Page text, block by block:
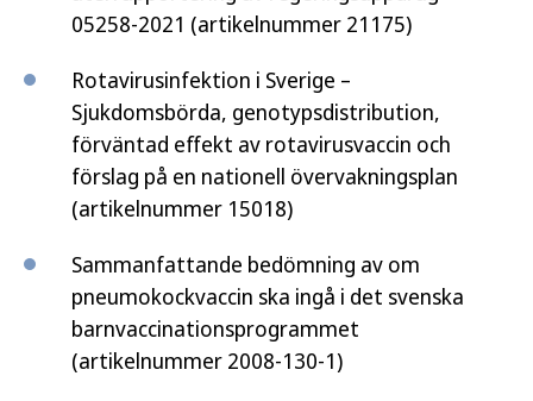
05258-2021 (artikelnummer 21175)
Rotavirusinfektion i Sverige –
Sjukdomsbörda, genotypsdistribution,
förväntad effekt av rotavirusvaccin och
förslag på en nationell övervakningsplan
(artikelnummer 15018)
Sammanfattande bedömning av om
pneumokockvaccin ska ingå i det svenska
barnvaccinationsprogrammet
(artikelnummer 2008-130-1)